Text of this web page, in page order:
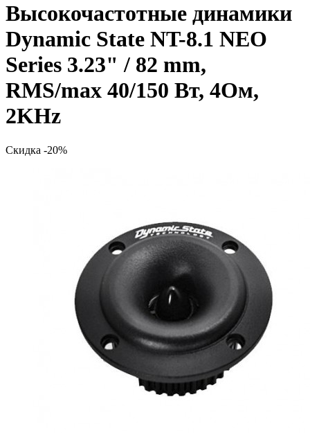
Высокочастотные динамики
Dynamic State NT-8.1 NEO
Series 3.23" / 82 mm,
RMS/max 40/150 Вт, 4Ом,
2KHz
Скидка -20%